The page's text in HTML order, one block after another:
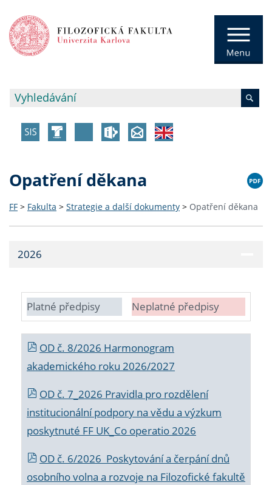
Opatření děkana
FF > Fakulta > Strategie a další dokumenty > Opatření děkana
2026
Platné předpisy Neplatné předpisy
OD č. 8/2026 Harmonogram
akademického roku 2026/2027
OD č. 7_2026 Pravidla pro rozdělení
institucionální podpory na vědu a výzkum
poskytnuté FF UK_Co operatio 2026
OD č. 6/2026 Poskytování a čerpání dnů
osobního volna a rozvoje na Filozofické fakultě